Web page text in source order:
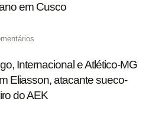
em Cusco
Internacional e Atlético-MG
Eliasson, atacante sueco-
do AEK